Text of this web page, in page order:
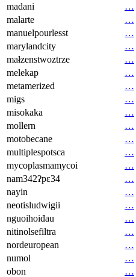
madani
…
malarte
…
manuelpourlesst
…
marylandcity
…
małzenstwoztrze
…
melekap
…
metamerized
…
migs
…
misokaka
…
mollern
…
motobecane
…
multiplespotsca
…
mycoplasmamycoi
…
nam342ʔpɛ34
…
nayin
…
neotisludwigii
…
nguoihoiđau
…
nitinolsefiltra
…
nordeuropean
…
numol
…
obon
…